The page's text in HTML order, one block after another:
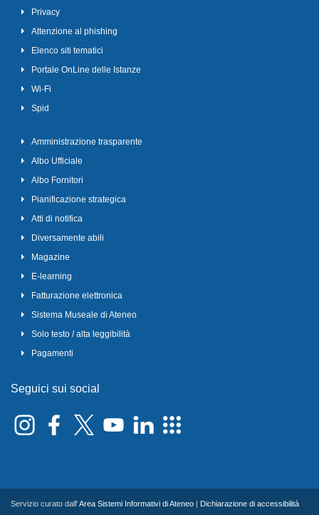
Privacy
Attenzione al phishing
Elenco siti tematici
Portale OnLine delle Istanze
Wi-Fi
Spid
Amministrazione trasparente
Albo Ufficiale
Albo Fornitori
Pianificazione strategica
Atti di notifica
Diversamente abili
Magazine
E-learning
Fatturazione elettronica
Sistema Museale di Ateneo
Solo testo / alta leggibilità
Pagamenti
Seguici sui social
Servizio curato dall'Area Sistemi Informativi di Ateneo Dichiarazione di accessibilità